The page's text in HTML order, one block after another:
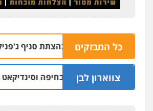
כל המבזקים
למעורבות בהצתת סניף ג'פניקה
צווארון לבן
ש"ס לשעבר בחיפה וסינדיקאט